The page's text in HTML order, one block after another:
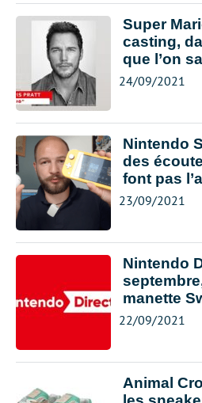
Super
casting,
que l’on
24/09/2021
Nintendo
des
font pas
23/09/2021
Nintendo
manette
22/09/2021
Animal